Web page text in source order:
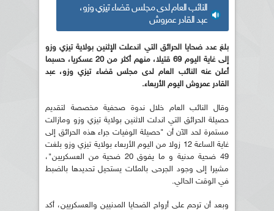
النائب العام لدى مجلس قضاء تيزي وزو،
عبد القادر عمروش
بلغ عدد ضحايا الحرائق التي اندعلت الإثنين بولاية تيزي وزو
إلى غاية اليوم 69 قتيلا، منهم أكثر من 20 عسكريا، حسبما
أعلن عنه النائب العام لدى مجلس قضاء تيزي وزو، عبد
القادر عمروش اليوم الأربعاء.
وقال النائب العام خلال ندوة صحفية مخصصة لتقديم
حصيلة الحرائق التي اندلت الاثنين بولاية تيزي وزو ومازالت
مستمرة لحد الآن أن "حصيلة الوفيات جراء هذه الحرائق إلى
غاية الساعة 12 زولا من اليوم الأربعاء بولاية تيزي وزو بلغت
49 ضحية مدنية و ما يفوق 20 ضحية من العسكريين"،
مشيرا إلى وجود الجرحى بالمئات يستحيل تحديدها بالضبط
في الوقت الحالي.
وبعد أن ترحم على أرواح الضحايا المدنيين والعسكريين، أكد